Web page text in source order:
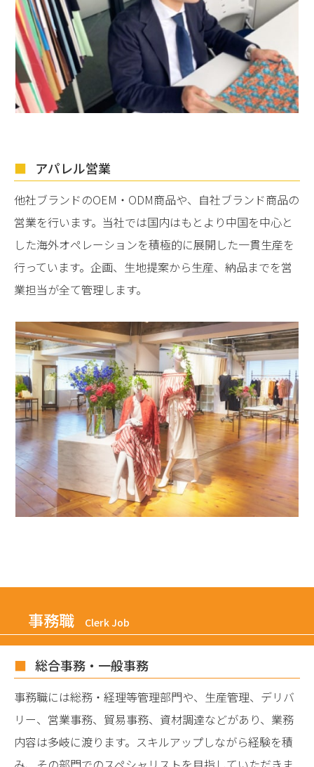
アパレル営業
他社ブランドのOEM・ODM商品や、自社ブランド商品の
営業を行います。当社では国内はもとより中国を中心と
した海外オペレーションを積極的に展開した一貫生産を
行っています。企画、生地提案から生産、納品までを営
業担当が全て管理します。
事務職 Clerk Job
総合事務・一般事務
事務職には総務・経理等管理部門や、生産管理、デリバ
リー、営業事務、貿易事務、資材調達などがあり、業務
内容は多岐に渡ります。スキルアップしながら経験を積